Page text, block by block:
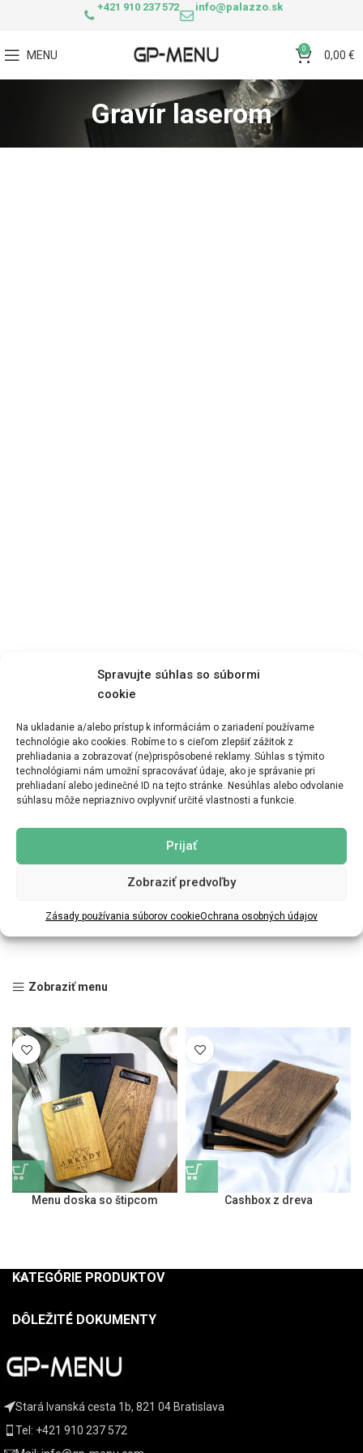
Spravujte súhlas so súbormi
cookie
Na ukladanie a/alebo prístup k informáciám o zariadení používame
technológie ako cookies. Robíme to s cieľom zlepšiť zážitok z
prehliadania a zobrazovať (ne)prispôsobené reklamy. Súhlas s týmito
technológiami nám umožní spracovávať údaje, ako je správanie pri
prehliadaní alebo jedinečné ID na tejto stránke. Nesúhlas alebo odvolanie
súhlasu môže nepriaznivo ovplyvniť určité vlastnosti a funkcie.
Prijať
Zobraziť predvoľby
Zásady používania súborov cookieOchrana osobných údajov
+421 910 237 572 info@palazzo.sk
MENU 0 0,00 €
Gravír laserom
Zobraziť menu
Menu doska so štipcom Cashbox z dreva
KATEGÓRIE PRODUKTOV
DÔLEŽITÉ DOKUMENTY
Stará Ivanská cesta 1b, 821 04 Bratislava
Tel: +421 910 237 572